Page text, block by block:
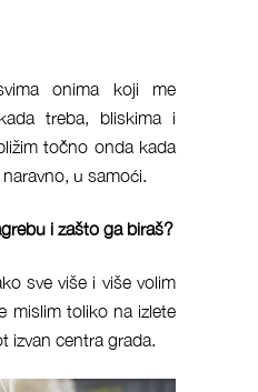
onima koji me
treba, bliskima i
točno onda kada
u samoći.
i zašto ga biraš?
sve više i više volim
mislim toliko na izlete
izvan centra grada.